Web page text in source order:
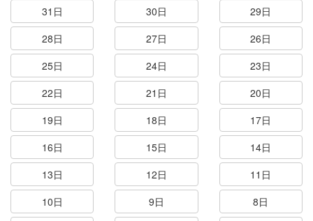
31日 30日
29日
28日
27日
26日
25日
24日
23日
22日
21日
20日
19日
18日
17日
16日
15日
14日
13日
12日
11日
10日
9日
8日